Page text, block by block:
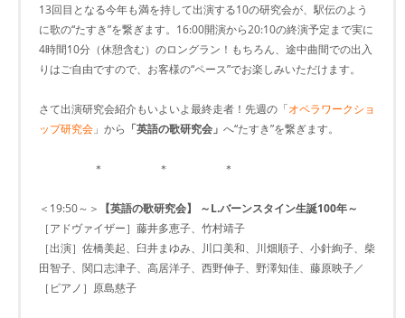
13回目となる今年も満を持して出演する10の研究会が、駅伝のよう
に歌の“たすき”を繋ぎます。16:00開演から20:10の終演予定まで実に
4時間10分（休憩含む）のロングラン！もちろん、途中曲間での出入
りはご自由ですので、お客様の“ペース”でお楽しみいただけます。
さて出演研究会紹介もいよいよ最終走者！先週の「オペラワークショ
ップ研究会 」から 「英語の歌研究会」 へ“たすき”を繋ぎます。
＊ ＊ ＊
＜19:50～＞ 【英語の歌研究会】 ～L.バーンスタイン生誕100年～
［アドヴァイザー］藤井多恵子、竹村靖子
［出演］佐橋美起、臼井まゆみ、川口美和、川畑順子、小針絢子、柴
田智子、関口志津子、高居洋子、西野伸子、野澤知佳、藤原映子／
［ピアノ］原島慈子